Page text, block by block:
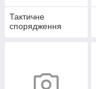
Тактичне
спорядження